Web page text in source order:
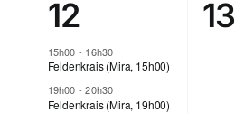
2
évènements,
12
15h00 - 16h30
Feldenkrais (Mira, 15h00)
19h00 -20h30
Feldenkrais (Mira, 19h00)
0
13